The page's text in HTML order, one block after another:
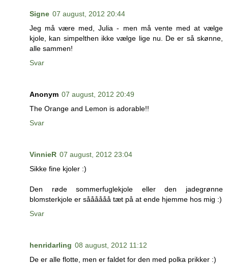
Signe 07 august, 2012 20:44
Jeg må være med, Julia - men må vente med at vælge
kjole, kan simpelthen ikke vælge lige nu. De er så skønne,
alle sammen!
Svar
Anonym 07 august, 2012 20:49
The Orange and Lemon is adorable!!
Svar
VinnieR 07 august, 2012 23:04
Sikke fine kjoler :)
Den røde sommerfuglekjole eller den jadegrønne
blomsterkjole er såååååå tæt på at ende hjemme hos mig :)
Svar
henridarling 08 august, 2012 11:12
De er alle flotte, men er faldet for den med polka prikker :)